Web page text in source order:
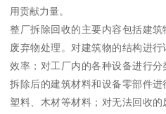
用贡献力量。
整厂拆除回收的主要内容包括建
废弃物处理。对建筑物的结构进
效率；对工厂内的各种设备进行
拆除后的建筑材料和设备零部件进
塑料、木材等材料；对无法回收